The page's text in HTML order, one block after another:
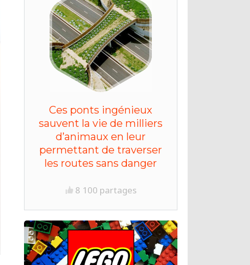
Ces ponts ingénieux
sauvent la vie de milliers
d’animaux en leur
permettant de traverser
les routes sans danger
8 100 partages